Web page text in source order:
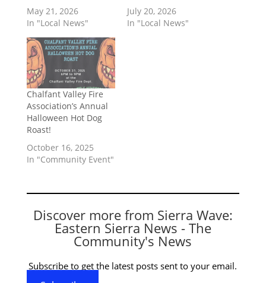
May 21, 2026
In "Local News"
July 20, 2026
In "Local News"
Chalfant Valley Fire
Association’s Annual
Halloween Hot Dog
Roast!
October 16, 2025
In "Community Event"
Discover more from Sierra Wave:
Eastern Sierra News - The
Community's News
Subscribe to get the latest posts sent to your email.